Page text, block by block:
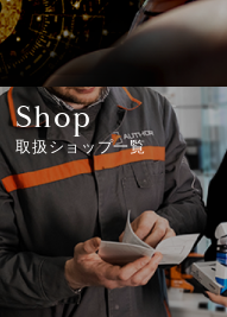
Shop
取扱ショップ一覧